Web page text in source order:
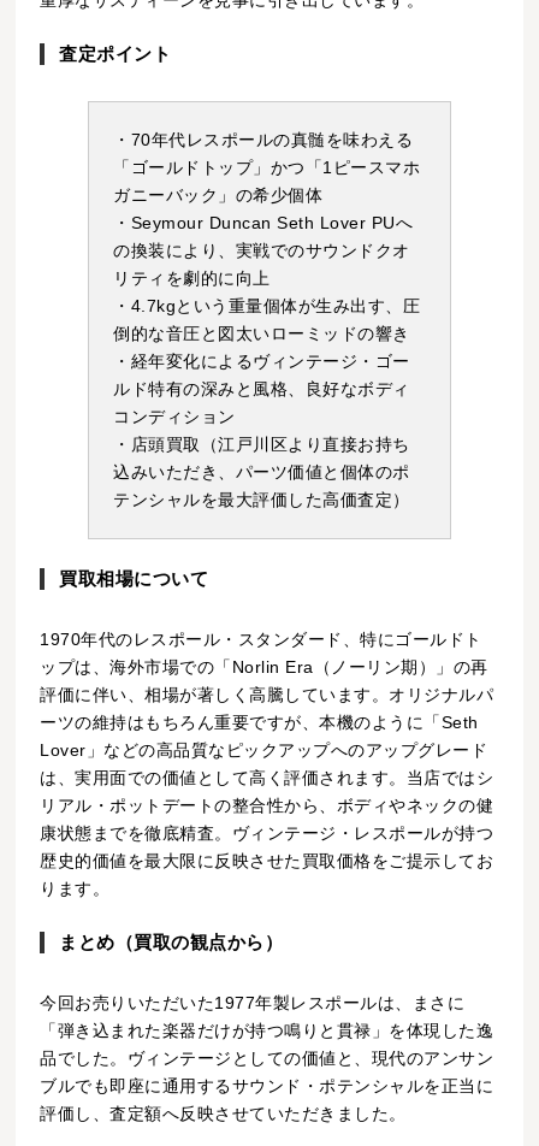
査定ポイント
・70年代レスポールの真髄を味わえる
「ゴールドトップ」かつ「1ピースマホ
ガニーバック」の希少個体
・Seymour Duncan Seth Lover PUへ
の換装により、実戦でのサウンドクオ
リティを劇的に向上
・4.7kgという重量個体が生み出す、圧
倒的な音圧と図太いローミッドの響き
・経年変化によるヴィンテージ・ゴー
ルド特有の深みと風格、良好なボディ
コンディション
・店頭買取（江戸川区より直接お持ち
込みいただき、パーツ価値と個体のポ
テンシャルを最大評価した高価査定）
買取相場について
1970年代のレスポール・スタンダード、特にゴールドト
ップは、海外市場での「Norlin Era（ノーリン期）」の再
評価に伴い、相場が著しく高騰しています。オリジナルパ
ーツの維持はもちろん重要ですが、本機のように「Seth
Lover」などの高品質なピックアップへのアップグレード
は、実用面での価値として高く評価されます。当店ではシ
リアル・ポットデートの整合性から、ボディやネックの健
康状態までを徹底精査。ヴィンテージ・レスポールが持つ
歴史的価値を最大限に反映させた買取価格をご提示してお
ります。
まとめ（買取の観点から）
今回お売りいただいた1977年製レスポールは、まさに
「弾き込まれた楽器だけが持つ鳴りと貫禄」を体現した逸
品でした。ヴィンテージとしての価値と、現代のアンサン
ブルでも即座に通用するサウンド・ポテンシャルを正当に
評価し、査定額へ反映させていただきました。